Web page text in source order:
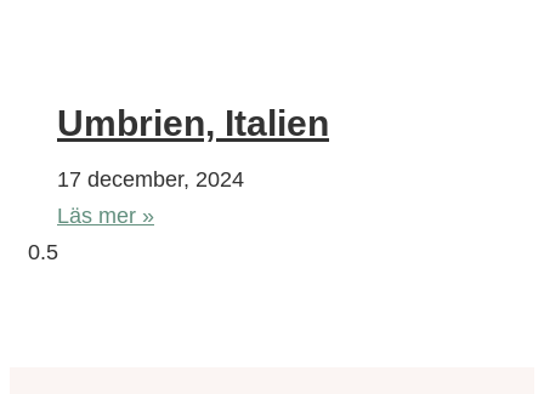
Umbrien, Italien
17 december, 2024
Läs mer »